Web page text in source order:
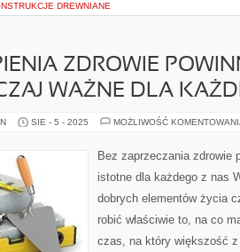
DREWNIANE
ZDROWIE
WAŻNE DLA
SIE - 5 - 2025 MOŻLIWOŚĆ
Bez zaprzeczania zdrowie
istotne dla każdego z nas
dobrych elementów życia
robić właściwie to, na co
czas, na który większość